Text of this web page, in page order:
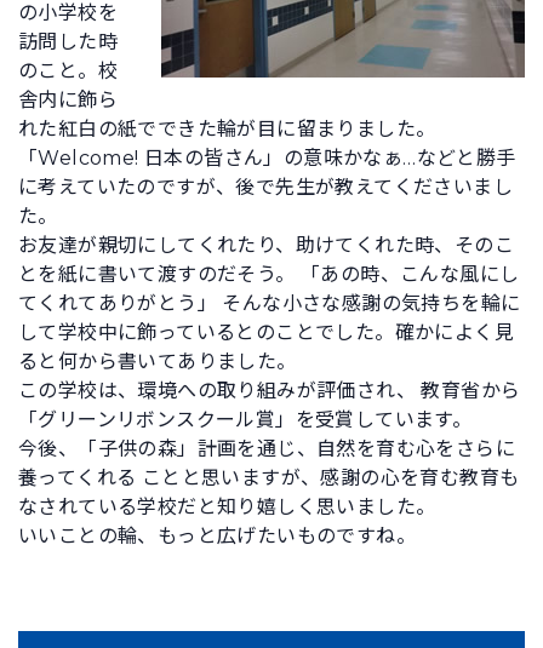
の小学校を
訪問した時
のこと。校
舎内に飾ら
れた紅白の紙でできた輪が目に留まりました。
「Welcome! 日本の皆さん」の意味かなぁ…などと勝手
に考えていたのですが、後で先生が教えてくださいまし
た。
お友達が親切にしてくれたり、助けてくれた時、そのこ
とを紙に書いて渡すのだそう。 「あの時、こんな風にし
てくれてありがとう」 そんな小さな感謝の気持ちを輪に
して学校中に飾っているとのことでした。確かによく見
ると何から書いてありました。
この学校は、環境への取り組みが評価され、 教育省から
「グリーンリボンスクール賞」を受賞しています。
今後、「子供の森」計画を通じ、自然を育む心をさらに
養ってくれる ことと思いますが、感謝の心を育む教育も
なされている学校だと知り嬉しく思いました。
いいことの輪、もっと広げたいものですね。